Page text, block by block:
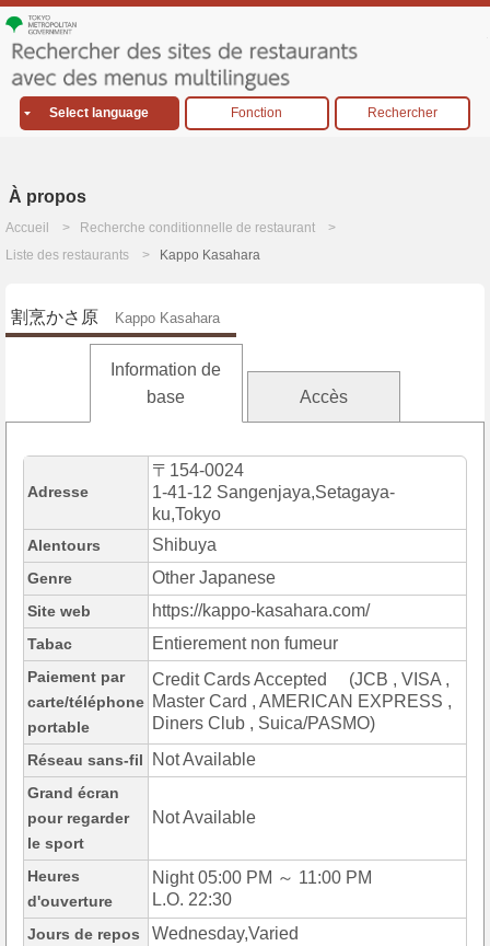
Select language Fonction Rechercher
À propos
Accueil
Recherche conditionnelle de restaurant
Liste des restaurants
Kappo Kasahara
割烹かさ原 Kappo Kasahara
Information de
base
Accès
Adresse
〒154-0024
1-41-12 Sangenjaya,Setagaya-
ku,Tokyo
Alentours Shibuya
Genre Other Japanese
Site web https://kappo-kasahara.com/
Tabac Entierement non fumeur
Paiement par
carte/téléphone
portable
Credit Cards Accepted (JCB , VISA ,
Master Card , AMERICAN EXPRESS ,
Diners Club , Suica/PASMO)
Réseau sans-fil Not Available
Grand écran
pour regarder
le sport
Not Available
Heures
d'ouverture
Night 05:00 PM ～ 11:00 PM
L.O. 22:30
Jours de repos Wednesday,Varied